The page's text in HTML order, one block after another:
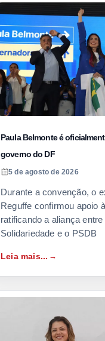
Paula Belmonte é
governo do DF
5 de agosto de 2026
Durante a convenção, o
Reguffe confirmou apoio
ratificando a aliança entre
Solidariedade e o PSDB
Leia mais...